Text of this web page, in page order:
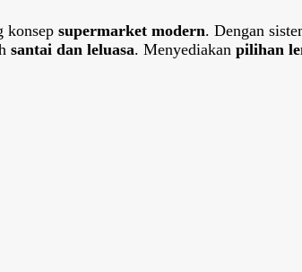
konsep supermarket modern. Dengan
santai dan leluasa. Menyediakan pilihan